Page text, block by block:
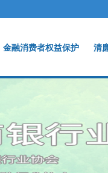
金融消费者权益保护 清